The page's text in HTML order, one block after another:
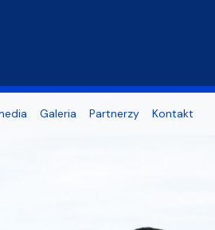
Galeria Partnerzy Kontakt